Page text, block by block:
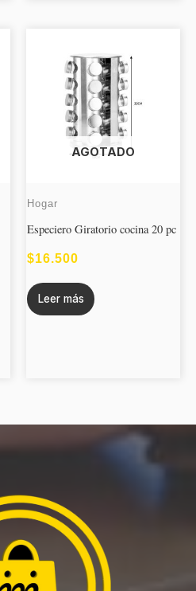
AGOTADO
Hogar
Especiero Giratorio cocina 20 pc
$16.500
Leer más